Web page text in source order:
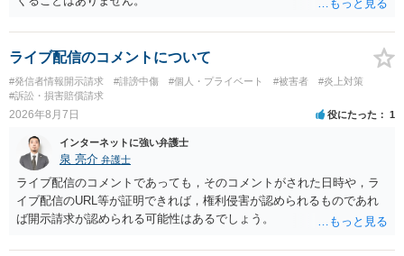
ライブ配信のコメントについて
#発信者情報開示請求 #誹謗中傷 #個人・プライベート #被害者
#炎上対策
#訴訟・損害賠償請求
2026年8月7日 役にたった 1
インターネットに強い弁護士
泉 亮介 弁護士
ライブ配信のコメントであっても，そのコメントがされた日時や，ラ
イブ配信のURL等が証明できれば，権利侵害が認められるものであれ
ば開示請求が認められる可能性はあるでしょう。